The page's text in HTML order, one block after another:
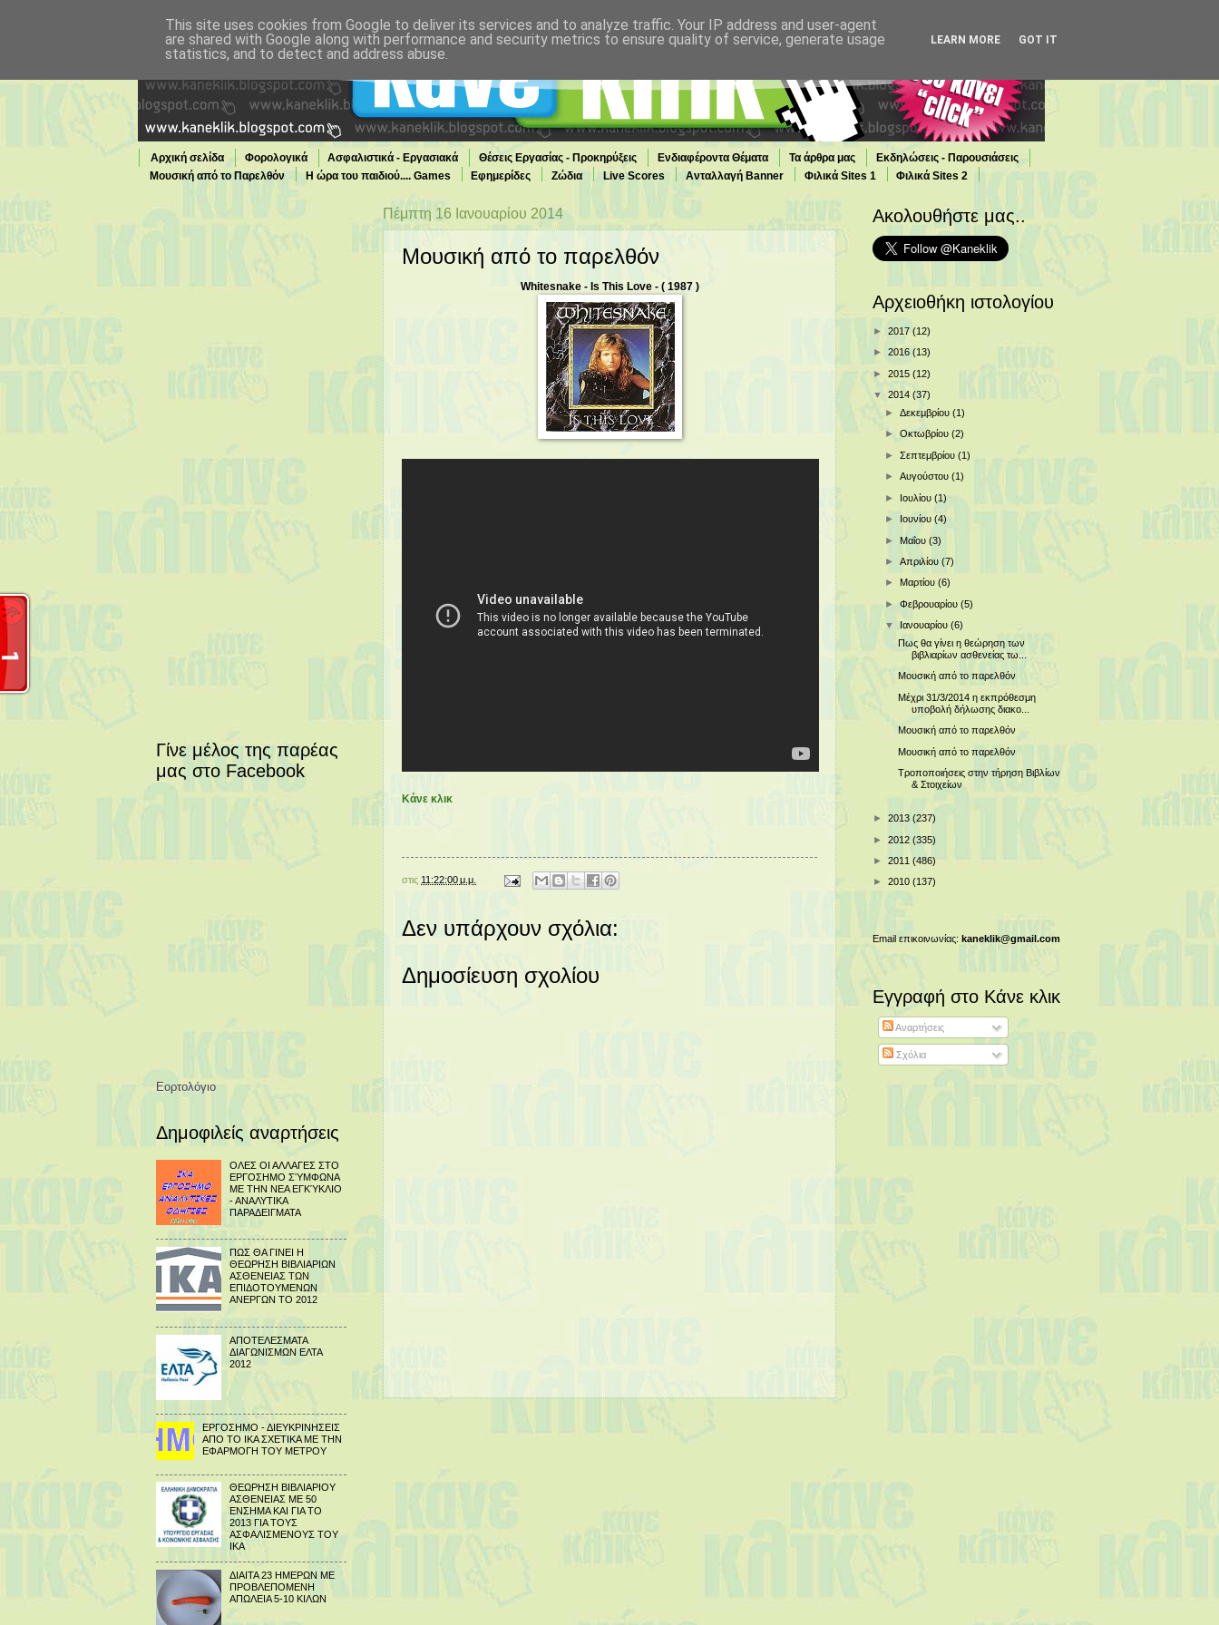
Αρχική σελίδα Φορολογικά Ασφαλιστικά - Εργασιακά Θέσεις Εργασίας - Προκηρύξεις Ενδιαφέροντα Θέματα Τα άρθρα μας
Εκδηλώσεις - Παρουσιάσεις
Μουσική από το Παρελθόν
Η ώρα του παιδιού.... Games Εφημερίδες Ζώδια Live Scores Ανταλλαγή Banner Φιλικά Sites 1
Φιλικά Sites 2
Πέμπτη 16 Ιανουαρίου 2014
Μουσική από το παρελθόν
Whitesnake- Is This Love - ( 1987 )
Κάνε κλικ
στις 11:22:00 μ.μ.
Δεν υπάρχουν σχόλια:
Δημοσίευση σχολίου
Γίνε μέλος της παρέας
μας στο Facebook
Εορτολόγιο
Δημοφιλείς αναρτήσεις
ΟΛΕΣ ΟΙ ΑΛΛΑΓΕΣ ΣΤΟ
ΕΡΓΟΣΗΜΟ ΣΎΜΦΩΝΑ
ΜΕ ΤΗΝ ΝΕΑ ΕΓΚΎΚΛΙΟ
- ΑΝΑΛΥΤΙΚΑ
ΠΑΡΑΔΕΙΓΜΑΤΑ
ΠΩΣ ΘΑ ΓΙΝΕΙ Η
ΘΕΩΡΗΣΗ ΒΙΒΛΙΑΡΙΩΝ
ΑΣΘΕΝΕΙΑΣ ΤΩΝ
ΕΠΙΔΟΤΟΥΜΕΝΩΝ
ΑΝΕΡΓΩΝ ΤΟ 2012
ΑΠΟΤΕΛΕΣΜΑΤΑ
ΔΙΑΓΩΝΙΣΜΩΝ ΕΛΤΑ
2012
ΕΡΓΟΣΗΜΟ - ΔΙΕΥΚΡΙΝΗΣΕΙΣ
ΑΠΟ ΤΟ ΙΚΑ ΣΧΕΤΙΚΑ ΜΕ ΤΗΝ
ΕΦΑΡΜΟΓΗ ΤΟΥ ΜΕΤΡΟΥ
ΘΕΩΡΗΣΗ ΒΙΒΛΙΑΡΙΟΥ
ΑΣΘΕΝΕΙΑΣ ΜΕ 50
ΕΝΣΗΜΑ ΚΑΙ ΓΙΑ ΤΟ
2013 ΓΙΑ ΤΟΥΣ
ΑΣΦΑΛΙΣΜΕΝΟΥΣ ΤΟΥ
ΙΚΑ
ΔΙΑΙΤΑ 23 ΗΜΕΡΩΝ ΜΕ
ΠΡΟΒΛΕΠΟΜΕΝΗ
ΑΠΩΛΕΙΑ 5-10 ΚΙΛΩΝ
Ακολουθήστε μας..
Αρχειοθήκη ιστολογίου
► 2017 (12)
► 2016 (13)
► 2015 (12)
▼ 2014 (37)
►Δεκεμβρίου(1)
►Οκτωβρίου(2)
►Σεπτεμβρίου(1)
►Αυγούστου(1)
► Ιουλίου(1)
► Ιουνίου(4)
► Μαΐου(3)
►Απριλίου(7)
► Μαρτίου(6)
►Φεβρουαρίου(5)
▼Ιανουαρίου(6)
Πως θα γίνει η θεώρηση των
βιβλιαρίων ασθενείας τω...
Μουσική από το παρελθόν
Μέχρι 31/3/2014 η εκπρόθεσμη
υποβολή δήλωσης διακο...
Μουσική από το παρελθόν
Μουσική από το παρελθόν
Τροποποιήσεις στην τήρηση Βιβλίων
& Στοιχείων
► 2013 (237)
► 2012 (335)
► 2011 (486)
► 2010 (137)
Email επικοινωνίας: kaneklik@gmail.com
Εγγραφή στο Κάνε κλικ
Αναρτήσεις
Σχόλια
This site uses cookies from Google to deliver its services and to analyze traffic. Your IP address and user-agent
are shared with Google along with performance and security metrics to ensure quality of service, generate usage
statistics, and to detect and address abuse.
LEARN MORE GOT IT